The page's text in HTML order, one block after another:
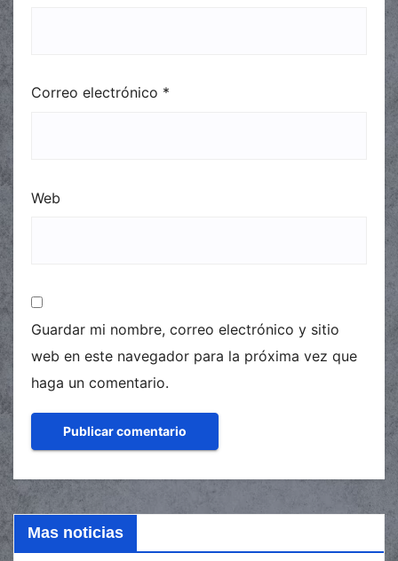
Correo electrónico *
Web
Guardar mi nombre, correo electrónico y sitio
web en este navegador para la próxima vez que
haga un comentario.
Mas noticias